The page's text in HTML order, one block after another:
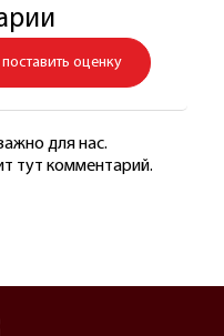
оценку
для нас.
тут комментарий.